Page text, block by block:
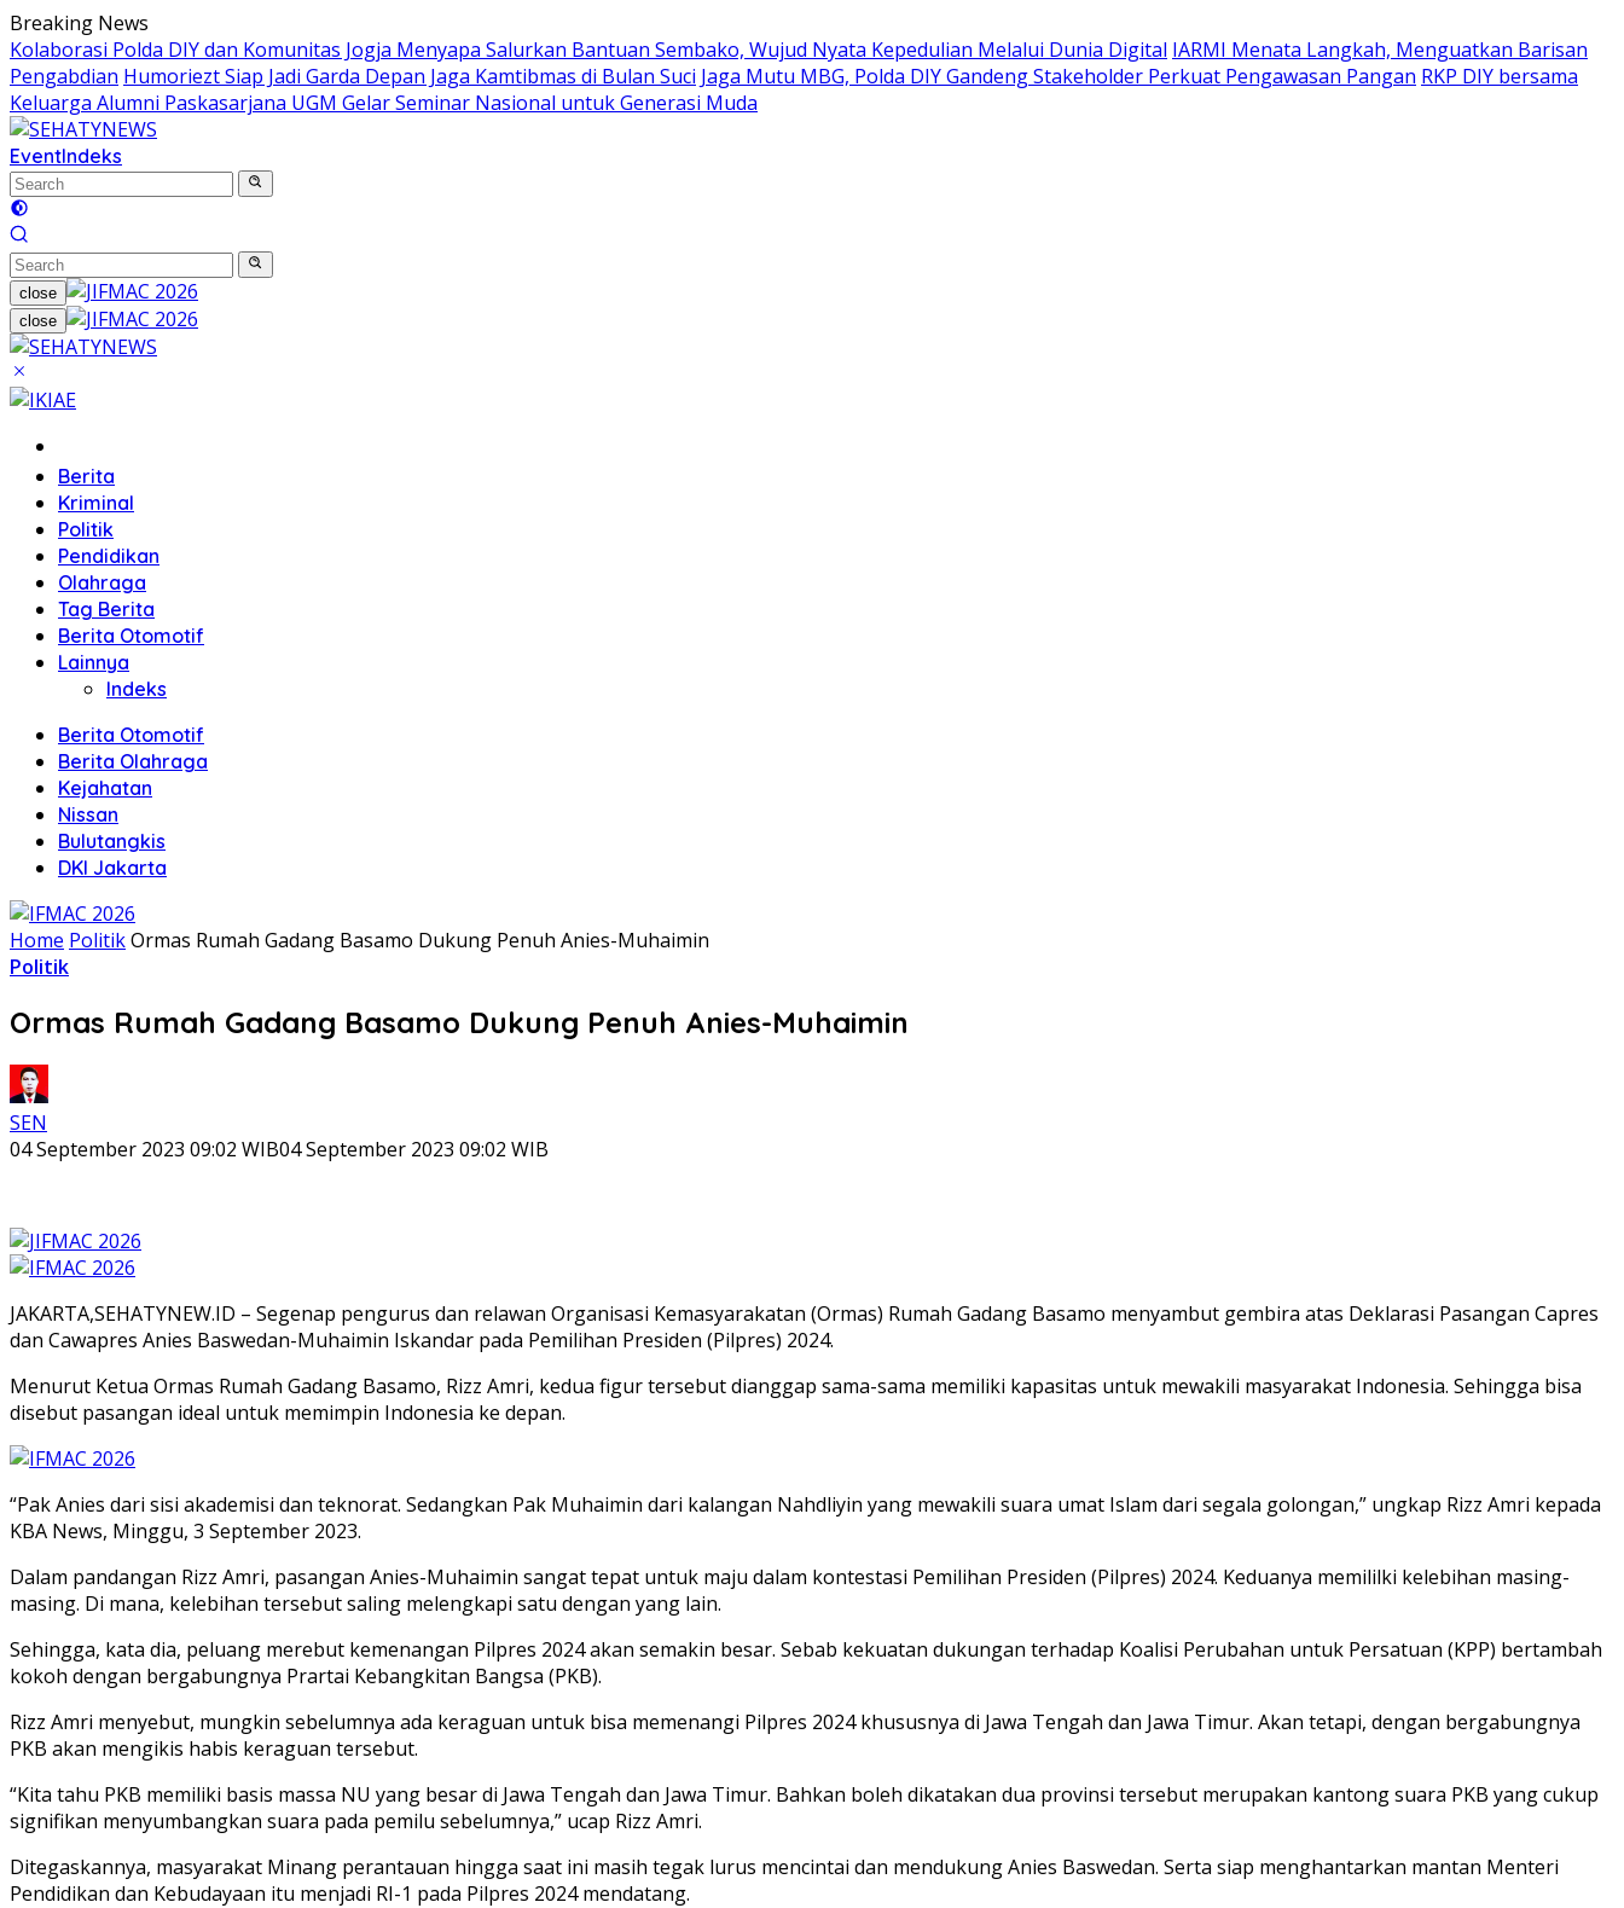
Skip
to
content
Breaking News
Kolaborasi Polda DIY dan Komunitas Jogja Menyapa Salurkan Bantuan Sembako, Wujud Nyata Kepedulian Melalui Dunia Digital IARMI Menata Langkah, Menguatkan Barisan
Pengabdian Humoriezt Siap Jadi Garda Depan Jaga Kamtibmas di Bulan Suci Jaga Mutu MBG, Polda DIY Gandeng Stakeholder Perkuat Pengawasan Pangan RKP DIY bersama
Keluarga Alumni Paskasarjana UGM Gelar Seminar Nasional untuk Generasi Muda
EventIndeks
close
close
Berita
Kriminal
Politik
Pendidikan
Olahraga
Tag Berita
Berita Otomotif
Lainnya
Indeks
Berita Otomotif
Berita Olahraga
Kejahatan
Nissan
Bulutangkis
DKI Jakarta
Home PolitikOrmas Rumah Gadang Basamo Dukung Penuh Anies-Muhaimin
Politik
Ormas Rumah Gadang Basamo Dukung Penuh Anies-Muhaimin
SEN
04 September 2023 09:02 WIB04 September 2023 09:02 WIB
JAKARTA,SEHATYNEW.ID – Segenap pengurus dan relawan Organisasi Kemasyarakatan (Ormas) Rumah Gadang Basamo menyambut gembira atas Deklarasi Pasangan Capres
dan Cawapres Anies Baswedan-Muhaimin Iskandar pada Pemilihan Presiden (Pilpres) 2024.
Menurut Ketua Ormas Rumah Gadang Basamo, Rizz Amri, kedua figur tersebut dianggap sama-sama memiliki kapasitas untuk mewakili masyarakat Indonesia. Sehingga bisa
disebut pasangan ideal untuk memimpin Indonesia ke depan.
“Pak Anies dari sisi akademisi dan teknorat. Sedangkan Pak Muhaimin dari kalangan Nahdliyin yang mewakili suara umat Islam dari segala golongan,” ungkap Rizz Amri kepada
KBA News, Minggu, 3 September 2023.
Dalam pandangan Rizz Amri, pasangan Anies-Muhaimin sangat tepat untuk maju dalam kontestasi Pemilihan Presiden (Pilpres) 2024. Keduanya memililki kelebihan masing-
masing. Di mana, kelebihan tersebut saling melengkapi satu dengan yang lain.
Sehingga, kata dia, peluang merebut kemenangan Pilpres 2024 akan semakin besar. Sebab kekuatan dukungan terhadap Koalisi Perubahan untuk Persatuan (KPP) bertambah
kokoh dengan bergabungnya Prartai Kebangkitan Bangsa (PKB).
Rizz Amri menyebut, mungkin sebelumnya ada keraguan untuk bisa memenangi Pilpres 2024 khususnya di Jawa Tengah dan Jawa Timur. Akan tetapi, dengan bergabungnya
PKB akan mengikis habis keraguan tersebut.
“Kita tahu PKB memiliki basis massa NU yang besar di Jawa Tengah dan Jawa Timur. Bahkan boleh dikatakan dua provinsi tersebut merupakan kantong suara PKB yang cukup
signifikan menyumbangkan suara pada pemilu sebelumnya,” ucap Rizz Amri.
Ditegaskannya, masyarakat Minang perantauan hingga saat ini masih tegak lurus mencintai dan mendukung Anies Baswedan. Serta siap menghantarkan mantan Menteri
Pendidikan dan Kebudayaan itu menjadi RI-1 pada Pilpres 2024 mendatang.